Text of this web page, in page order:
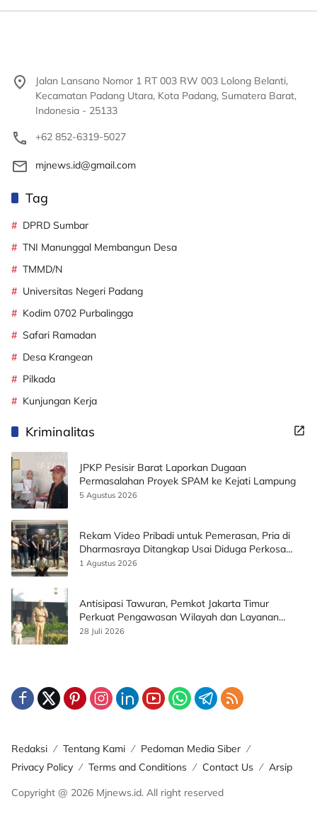
Jalan Lansano Nomor 1 RT 003 RW 003 Lolong Belanti,
Kecamatan Padang Utara, Kota Padang, Sumatera Barat,
Indonesia - 25133
+62 852-6319-5027
mjnews.id@gmail.com
Tag
DPRD Sumbar
TNI Manunggal Membangun Desa
TMMD/N
Universitas Negeri Padang
Kodim 0702 Purbalingga
Safari Ramadan
Desa Krangean
Pilkada
Kunjungan Kerja
Kriminalitas
JPKP Pesisir Barat Laporkan Dugaan
Permasalahan Proyek SPAM ke Kejati Lampung
5 Agustus 2026
Rekam Video Pribadi untuk Pemerasan, Pria di
Dharmasraya Ditangkap Usai Diduga Perkosa
Korban
1 Agustus 2026
Antisipasi Tawuran, Pemkot Jakarta Timur
Perkuat Pengawasan Wilayah dan Layanan
Publik
28 Juli 2026
Redaksi Tentang Kami
Pedoman Media Siber
Privacy Policy
Terms and Conditions Contact Us
Arsip
Copyright @ 2026 Mjnews.id. All right reserved